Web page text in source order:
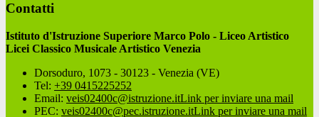
Contatti
Istituto d'Istruzione Superiore Marco Polo - Liceo Artistico
Licei Classico Musicale Artistico Venezia
Dorsoduro, 1073 - 30123 - Venezia (VE)
Tel: +39 0415225252
Email: veis02400c@istruzione.itLink per inviare una mail
PEC: veis02400c@pec.istruzione.itLink per inviare una mail